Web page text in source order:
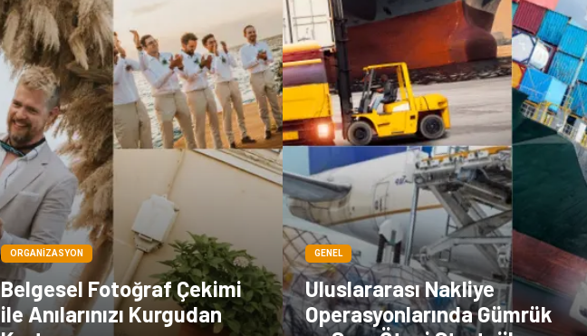
ORGANIZASYON
Belgesel Fotoğraf Çekimi
ile Anılarınızı Kurgudan
GENEL
Uluslararası Nakliye
Operasyonlarında Gümrük